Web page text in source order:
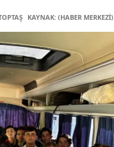
KAYNAK: (HABER MERKEZİ)